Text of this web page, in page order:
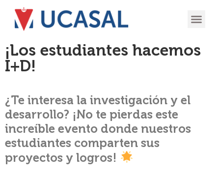
¡Los estudiantes hacemos
I+D!
¿Te interesa la investigación y el
desarrollo? ¡No te pierdas este
increíble evento donde nuestros
estudiantes comparten sus
proyectos y logros!